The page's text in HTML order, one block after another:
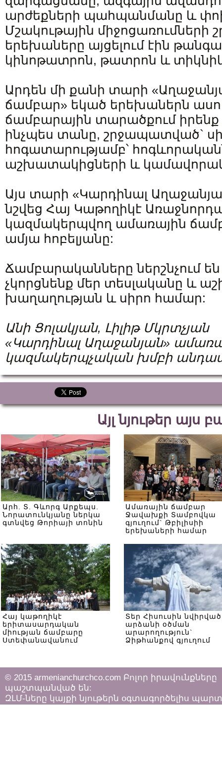
արժեքների պահպանմանը և
Մշակութային միջոցառումների
երեխաները այցելում էին
կինոթատրոն, թատրոն և
Արդեն մի քանի տարի
ճամբար» եկած երեխաներն
ճամբարային տարածքում իրենք
ինչպես տանը, շրջապատված`
հոգատարությամբ՝
աշխատակիցների և
Այս տարի «Կարդինալ
նշվեց Հայ Կաթողիկէ
կազմակերպվող ամառային
ամյա հոբելյանը:
Ճամբարականները ներշնչում են
չկորցնենք մեր տեսլականը և
խաղաղության և սիրո համար:
Անի Ցոլակյան, Լիլիթ Մկրտչյան
«Կարդինալ Աղաջանյան»
կազմակերպչական խմբի
Այլ նյութեր այս
Արհ. Տ. Գևորգ Արքեպս.
Նորատունկյանը ներկա
գտնվեց Թորիայի տոնին
Ամառային ճամբար
Ջավախքի Տամբովկա
գյուղում` Թբիլիսիի
երեխաների համար
Հայ կաթողիկէ
երիտասարդական
միության ճամբարը
Ստեփանավանում
Տեր Հիսուսին նվիրված
արձանի օծման
արարողություն`
Ձիթհանքով գյուղում
© 2015 armenianchurchco.com Բոլոր իրավունքները
պաշտպանված են:
ԶԼՄ-ները կայքի նյութերն օգտագործելիս